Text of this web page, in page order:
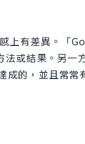
上有差異。「
或結果。另
的，並且常常